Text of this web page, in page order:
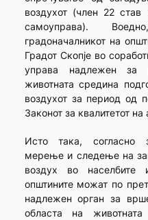
воздухот (член 22
самоуправа).
градоначалникот на
Градот Скопје во
управа надлежен за
животната средина
воздухот за период од
Законот за квалитетот
Исто така, согласно
мерење и следење на
воздух во населбите
општините можат по
надлежен орган за
областа на